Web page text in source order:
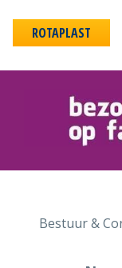
ROTAPLAST
Bestuur &